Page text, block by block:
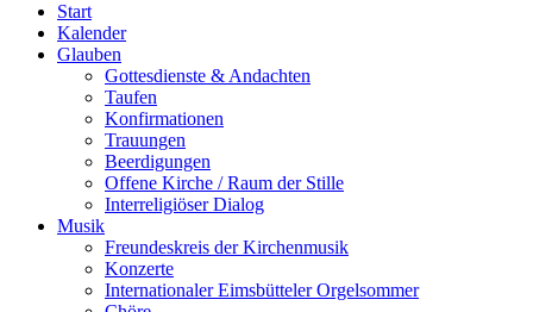
Start
Kalender
Glauben
Gottesdienste & Andachten
Taufen
Konfirmationen
Trauungen
Beerdigungen
Offene Kirche / Raum der Stille
Interreligiöser Dialog
Musik
Freundeskreis der Kirchenmusik
Konzerte
Internationaler Eimsbütteler Orgelsommer